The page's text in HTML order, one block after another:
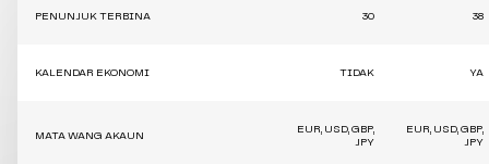
PENUNJUK TERBINA 30 38
KALENDAR EKONOMI TIDAK YA
MATA WANG AKAUN
EUR, USD, GBP,
JPY
EUR, USD, GBP,
JPY